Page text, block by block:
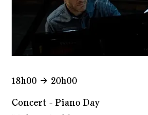
Concert - Piano Day
18h00 20h00